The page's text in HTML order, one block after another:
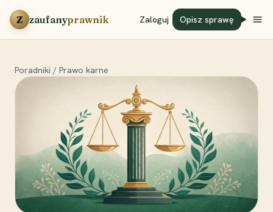
Przejdź do treści
Z zaufanyprawnik Zaloguj Opisz sprawę
Poradniki / Prawo karne